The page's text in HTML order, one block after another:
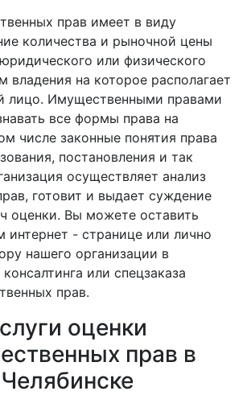
прав имеет в виду
количества и рыночной цены
или физического
владения на которое располагает
лицо. Имущественными правами
все формы права на
числе законные понятия права
постановления и так
осуществляет анализ
готовит и выдает суждение
оценки. Вы можете оставить
интернет - странице или лично
нашего организации в
или спецзаказа
прав.
оценки
прав в
Челябинске